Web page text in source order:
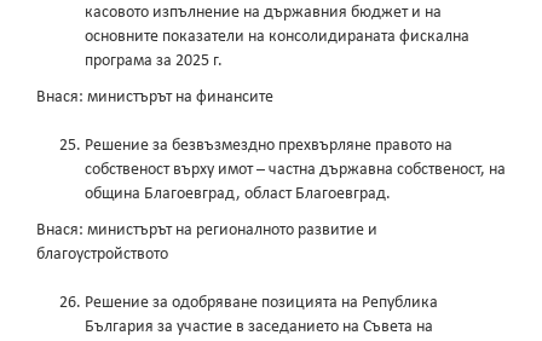
касовото изпълнение на държавния бюджет и на
основните показатели на консолидираната фискална
програма за 2025 г.
Внася: министърът на финансите
Решение за безвъзмездно прехвърляне правото на
собственост върху имот – частна държавна собственост, на
община Благоевград, област Благоевград.
Внася: министърът на регионалното развитие и
благоустройството
Решение за одобряване позицията на Република
България за участие в заседанието на Съвета на